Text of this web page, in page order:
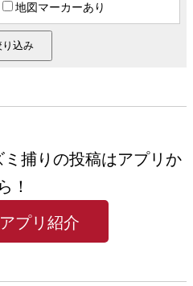
地図マーカーあり
捕りの投稿はアプリか
ら！
プリ紹介